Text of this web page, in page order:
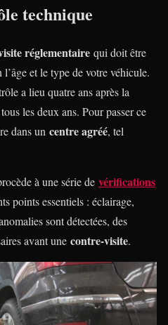
technique
réglementaire qui doit être
et le type de votre véhicule.
a lieu quatre ans après la
les deux ans. Pour passer ce
dans un centre agréé, tel
à une série de vérifications
points essentiels : éclairage,
sont détectées, des
avant une contre-visite.